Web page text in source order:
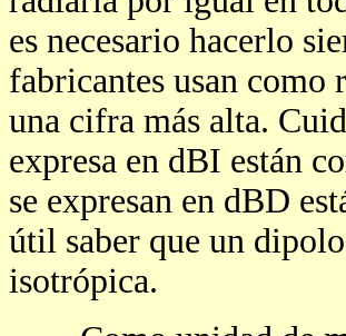
es necesario hacerlo
fabricantes usan como
una cifra más alta.
expresa en dBI están
se expresan en dBD
útil saber que un
isotrópica.